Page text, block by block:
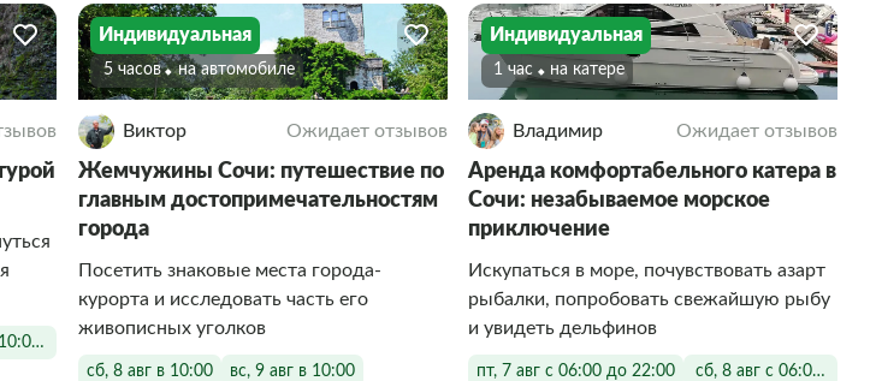
до 16:00
Индивидуальная
5 часов На автомобиле
Виктор Ожидает отзывов
Жемчужины Сочи: путешествие по
главным достопримечательностям
города
Посетить знаковые места города-
курорта и исследовать часть его
живописных уголков
сб, 8 авг в 10:00 вс, 9 авг в 10:00
Индивидуальная
1 час На катере
Владимир Ожидает отзывов
Аренда комфортабельного катера в
Сочи: незабываемое морское
приключение
Искупаться в море, почувствовать азарт
рыбалки, попробовать свежайшую рыбу
и увидеть дельфинов
пт, 7 авг с 06:00 до 22:00 сб, 8 авг с 06:00 до